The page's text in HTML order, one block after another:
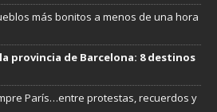
más bonitos a menos de una hora
provincia de Barcelona: 8 destinos
París…entre protestas, recuerdos y